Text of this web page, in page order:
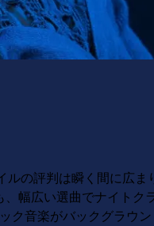
の評判は瞬く間に広
広い選曲でナイトク
音楽がバックグラウ